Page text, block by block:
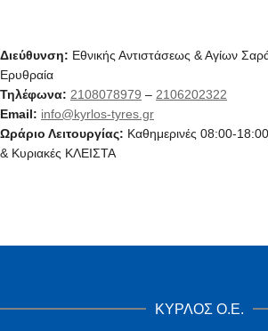
Διεύθυνση: Εθνικής Αντιστάσεως & Αγίων
Ερυθραία
Τηλέφωνα: 2108078979 – 2106202322
Email: info@kyrlos-tyres.gr
Ωράριο Λειτουργίας: Καθημερινές 08:00-
& Κυριακές ΚΛΕΙΣΤΑ
ΚΥΡΛΟΣ Ο.Ε.